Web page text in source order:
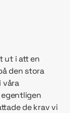
ut i att en
den stora
våra
de krav vi